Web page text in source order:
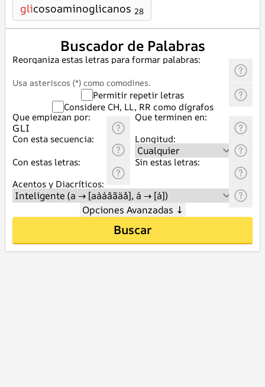
glicosoaminoglicanos 28
Buscador de Palabras
Reorganiza estas letras para formar palabras:
Usa asteriscos (*) como comodines.
Permitir repetir letras
Considere CH, LL, RR como dígrafos
Que empiezan por:
Que terminen en:
Con esta secuencia:
Longitud:
Con estas letras:
Sin estas letras:
Acentos y Diacríticos:
Opciones Avanzadas ↓
Buscar